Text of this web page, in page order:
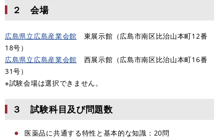
２ 会場
広島県立広島産業会館 東展示館（広島市南区比治山本町12番
18号）
広島県立広島産業会館 西展示館（広島市南区比治山本町16番
31号）
​※試験会場は選択できません。
３ 試験科目及び問題数
医薬品に共通する特性と基本的な知識：20問